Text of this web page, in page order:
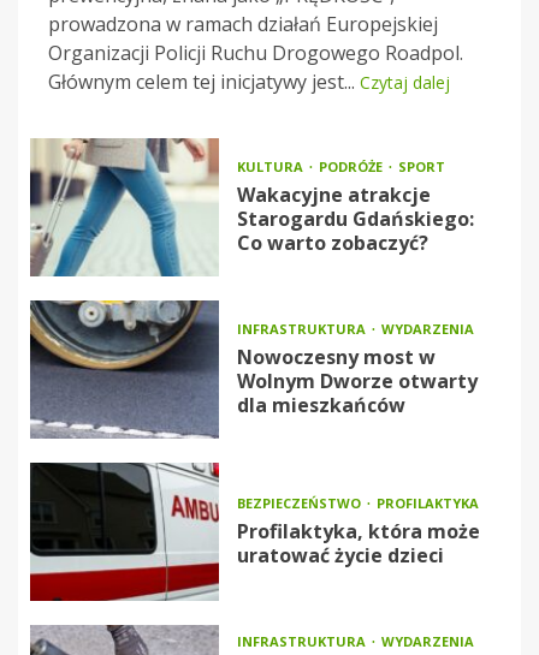
prowadzona w ramach działań Europejskiej
Organizacji Policji Ruchu Drogowego Roadpol.
Głównym celem tej inicjatywy jest... Czytaj dalej
KULTURA PODRÓŻE SPORT
Wakacyjne atrakcje
Starogardu Gdańskiego:
Co warto zobaczyć?
INFRASTRUKTURA WYDARZENIA
Nowoczesny most w
Wolnym Dworze otwarty
dla mieszkańców
BEZPIECZEŃSTWO PROFILAKTYKA
Profilaktyka, która może
uratować życie dzieci
INFRASTRUKTURA WYDARZENIA